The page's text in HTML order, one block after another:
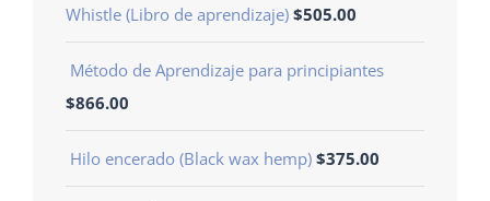
Whistle (Libro de aprendizaje) $505.00
Método de Aprendizaje para principiantes
$866.00
Hilo encerado (Black wax hemp) $375.00